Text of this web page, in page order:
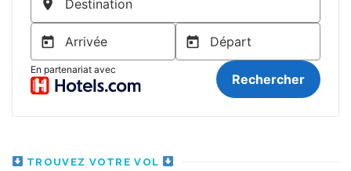
TROUVEZ VOTRE VOL